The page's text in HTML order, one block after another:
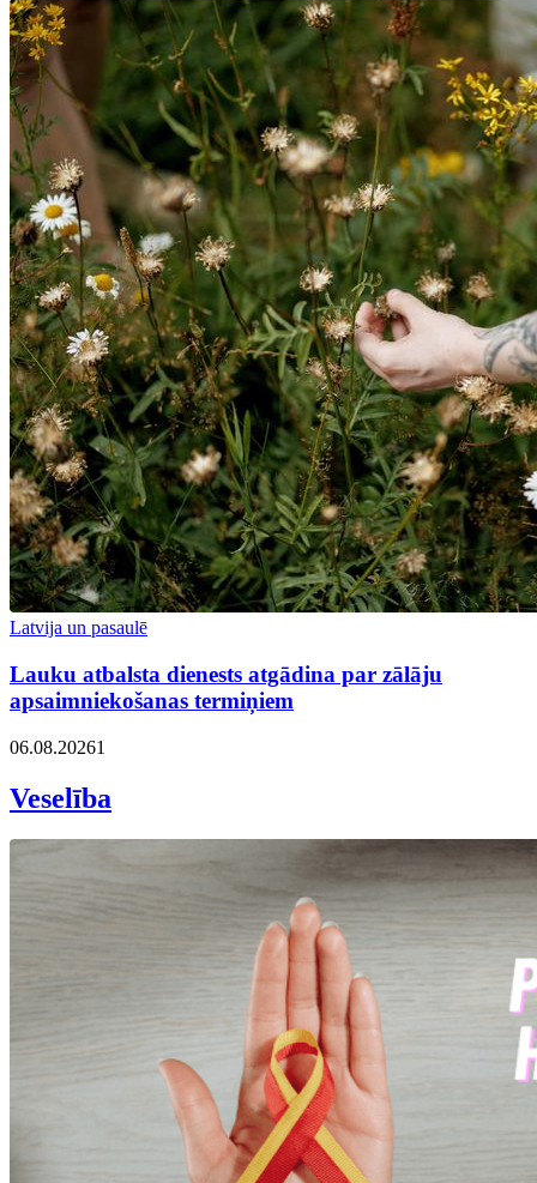
Latvija un pasaulē
Lauku atbalsta dienests atgādina par zālāju
apsaimniekošanas termiņiem
06.08.20261
Veselība